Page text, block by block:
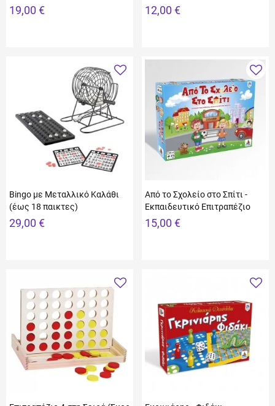
19,00 € 12,00 €
Bingo με Μεταλλικό Καλάθι
(έως 18 παικτες)
29,00 €
Από το Σχολείο στο Σπίτι -
Εκπαιδευτικό Επιτραπέζιο
15,00 €